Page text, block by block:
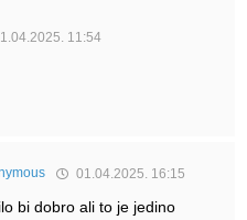
11:54
01.04.2025. 16:15
bi dobro ali to je jedino